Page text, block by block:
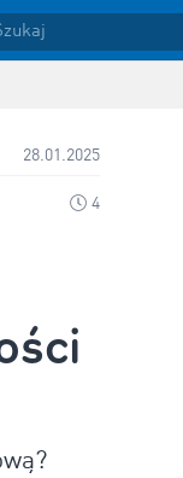
28.01.2025
4